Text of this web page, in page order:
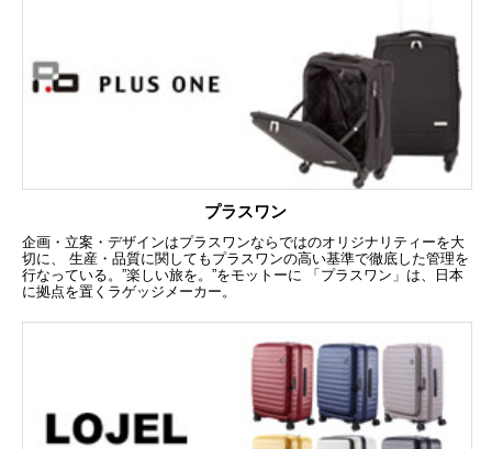
プラスワン
企画・立案・デザインはプラスワンならではのオリジナリティーを大
切に、 生産・品質に関してもプラスワンの高い基準で徹底した管理を
行なっている。”楽しい旅を。”をモットーに 「プラスワン」は、日本
に拠点を置くラゲッジメーカー。